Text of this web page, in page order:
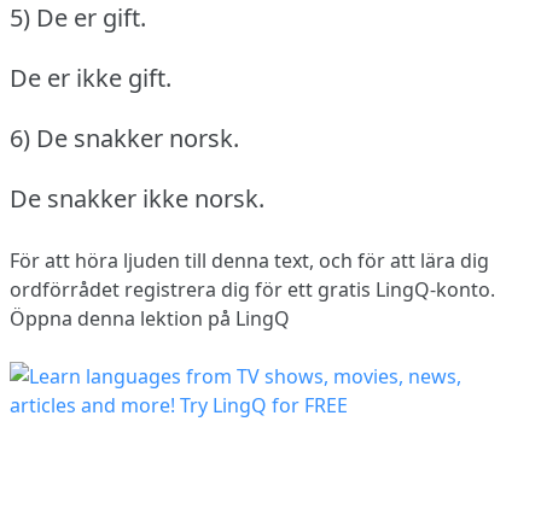
5) De er gift.
De er ikke gift.
6) De snakker norsk.
De snakker ikke norsk.
För att höra ljuden till denna text, och för att lära dig
ordförrådet registrera dig för ett gratis LingQ-konto.
Öppna denna lektion på LingQ